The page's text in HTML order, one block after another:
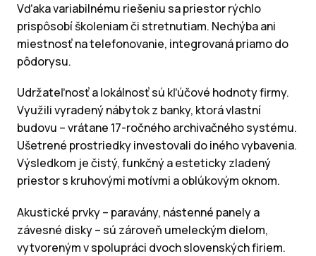
Vďaka variabilnému riešeniu sa priestor rýchlo
prispôsobí školeniam či stretnutiam. Nechýba ani
miestnosť na telefonovanie, integrovaná priamo do
pôdorysu.
Udržateľnosť a lokálnosť sú kľúčové hodnoty firmy.
Využili vyradený nábytok z banky, ktorá vlastní
budovu – vrátane 17-ročného archivačného systému.
Ušetrené prostriedky investovali do iného vybavenia.
Výsledkom je čistý, funkčný a esteticky zladený
priestor s kruhovými motívmi a oblúkovým oknom.
Akustické prvky – paravány, nástenné panely a
závesné disky – sú zároveň umeleckým dielom,
vytvoreným v spolupráci dvoch slovenských firiem.